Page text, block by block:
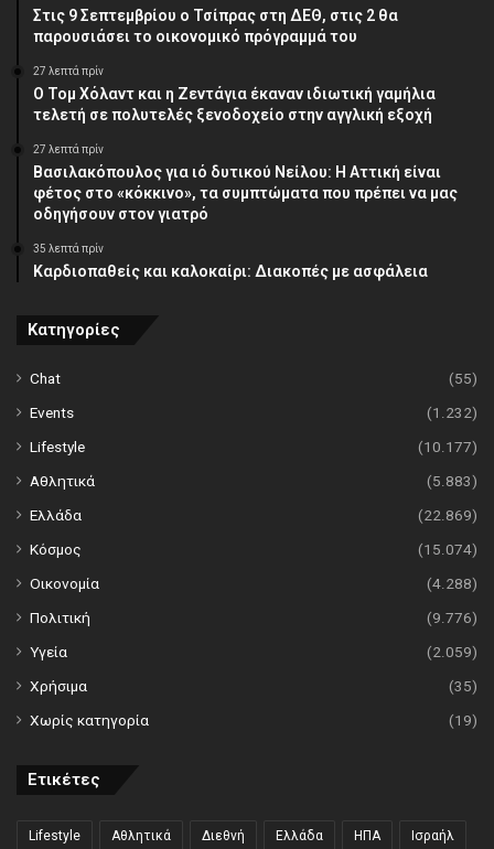
Στις 9 Σεπτεμβρίου ο Τσίπρας στη ΔΕΘ, στις 2 θα
παρουσιάσει το οικονομικό πρόγραμμά του
27 λεπτά πρίν
O Τομ Χόλαντ και η Ζεντάγια έκαναν ιδιωτική γαμήλια
τελετή σε πολυτελές ξενοδοχείο στην αγγλική εξοχή
27 λεπτά πρίν
Βασιλακόπουλος για ιό δυτικού Νείλου: Η Αττική είναι
φέτος στο «κόκκινο», τα συμπτώματα που πρέπει να μας
οδηγήσουν στον γιατρό
35 λεπτά πρίν
Καρδιοπαθείς και καλοκαίρι: Διακοπές με ασφάλεια
Κατηγορίες
Chat
(55)
Events
(1.232)
Lifestyle
(10.177)
Αθλητικά
(5.883)
Ελλάδα
(22.869)
Κόσμος
(15.074)
Οικονομία
(4.288)
Πολιτική
(9.776)
Υγεία
(2.059)
Χρήσιμα
(35)
Χωρίς κατηγορία
(19)
Ετικέτες
Lifestyle Αθλητικά Διεθνή Ελλάδα ΗΠΑ Ισραήλ